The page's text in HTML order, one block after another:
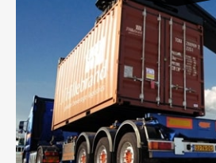
Транспорт:
Еврофура Тент от 5
от 10 000 руб.
- Доставка фурой до 20 т
объемов грузов, упакованных в
паллеты и россыпью в самые
России с гарантией полной